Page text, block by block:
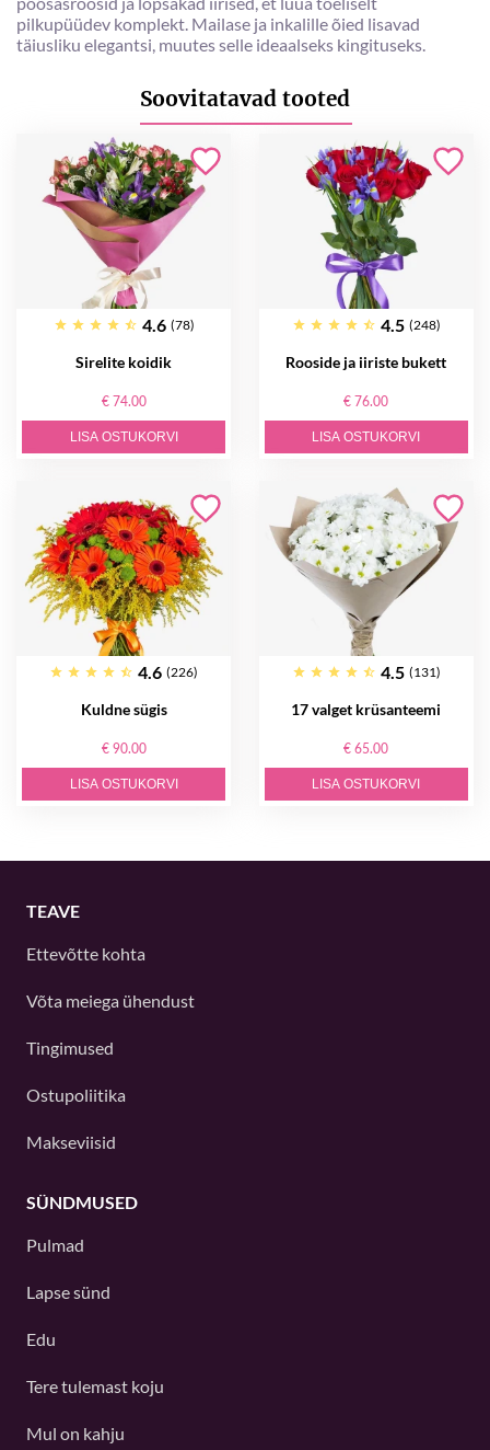
pilkupüüdev komplekt. Mailase ja inkalille õied lisavad
täiusliku elegantsi, muutes selle ideaalseks kingituseks.
Soovitatavad tooted
4.6 (78)
Sirelite koidik
€ 74.00
LISA OSTUKORVI
4.5 (248)
Rooside ja iiriste bukett
€ 76.00
LISA OSTUKORVI
4.6 (226)
Kuldne sügis
€ 90.00
LISA OSTUKORVI
4.5 (131)
17 valget krüsanteemi
€ 65.00
LISA OSTUKORVI
TEAVE
Ettevõtte kohta
Võta meiega ühendust
Tingimused
Ostupoliitika
Makseviisid
SÜNDMUSED
Pulmad
Lapse sünd
Edu
Tere tulemast koju
Mul on kahju